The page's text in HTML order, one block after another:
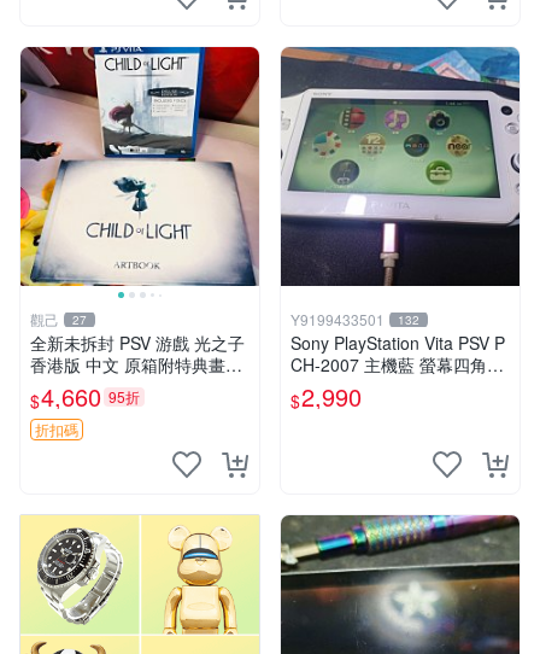
觀己 27
全新未拆封 PSV 游戲 光之子
香港版 中文 原箱附特典畫冊
輝耀上市嚴選商品 光之子 港
版 PSV 特典畫冊
$4,660 95折
折扣碼
Y9199433501 132
Sony PlayStation Vita PSV P
CH-2007 主機藍 螢幕四角略
暗 可安裝遊戲 系統3.74書
$2,990